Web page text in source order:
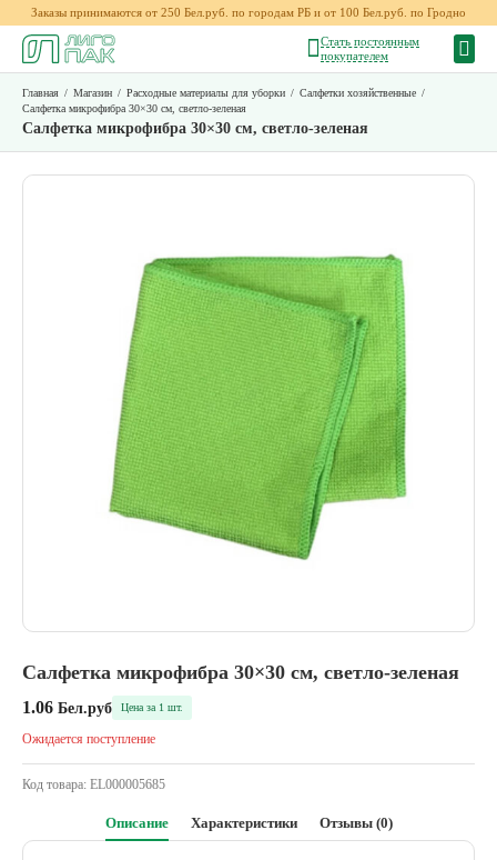
Заказы принимаются от 250 Бел.руб. по городам РБ и от 100 Бел.руб. по Гродно
Стать постоянным
покупателем
Главная / Магазин / Расходные материалы для уборки / Салфетки хозяйственные /
Салфетка микрофибра 30×30 см, светло-зеленая
Салфетка микрофибра 30×30 см, светло-зеленая
Салфетка микрофибра 30×30 см, светло-зеленая
1.06 Бел.руб Цена за 1 шт.
Ожидается поступление
Код товара: EL000005685
Описание Характеристики Отзывы (0)